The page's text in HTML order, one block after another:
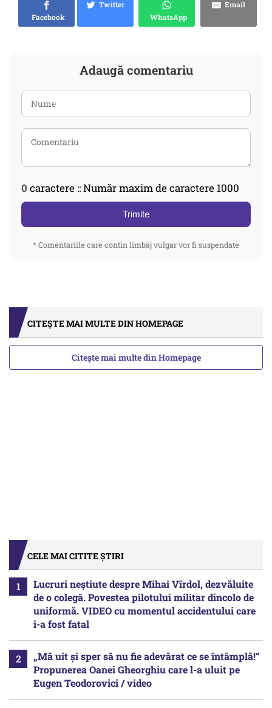
Facebook
Twitter
WhatsApp
Email
Adaugă comentariu
0 caractere :: Număr maxim de caractere 1000
Trimite
* Comentariile care contin limbaj vulgar vor fi suspendate
CITEȘTE MAI MULTE DIN HOMEPAGE
Citește mai multe din Homepage
CELE MAI CITITE ȘTIRI
Lucruri neștiute despre Mihai Vîrdol, dezvăluite
de o colegă. Povestea pilotului militar dincolo de
uniformă. VIDEO cu momentul accidentului care
i-a fost fatal
„Mă uit și sper să nu fie adevărat ce se întâmplă!“
Propunerea Oanei Gheorghiu care l-a uluit pe
Eugen Teodorovici / video